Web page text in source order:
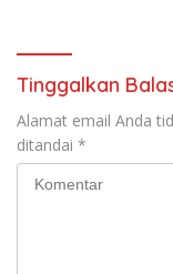
RUU
Tinggalkan
Alamat email Anda
ditandai *